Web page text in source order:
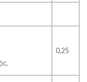
0,25